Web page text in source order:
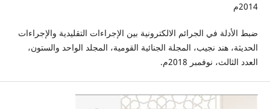
2014م
ضبط الأدلة في الجرائم الالكترونية بين الإجراءات التقليدية والإجراءات
الحديثة، هند نجيب، المجلة الجنائية القومية، المجلد الواحد والستون،
العدد الثالث، نوفمبر 2018م.